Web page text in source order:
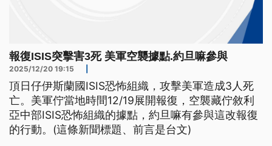
報復ISIS突擊害3死 美軍空襲據點.約旦嘛參與
2025/12/20 19:15
頂日仔伊斯蘭國ISIS恐怖組織，攻擊美軍造成3人死
亡。美軍佇當地時間12/19展開報復，空襲藏佇敘利
亞中部ISIS恐怖組織的據點，約旦嘛有參與這改報復
的行動。(這條新聞標題、前言是台文)